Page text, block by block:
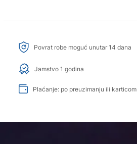
Povrat robe moguć unutar 14 dana
Jamstvo 1 godina
Plaćanje: po preuzimanju ili karticom